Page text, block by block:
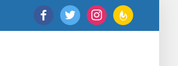
facebooktwitter instagramfeedburner